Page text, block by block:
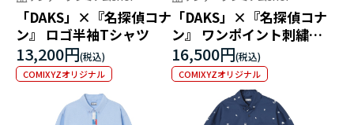
「DAKS」×『名探偵コナ
ン』 ロゴ半袖Tシャツ
13,200円
COMIXYZオリジナル
「DAKS」×『名探偵コナ
ン』 ワンポイント刺繍半
袖ポロシャツ
16,500円
COMIXYZオリジナル